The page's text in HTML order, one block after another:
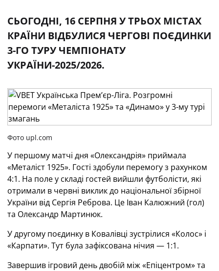
СЬОГОДНІ, 16 СЕРПНЯ У ТРЬОХ МІСТАХ
КРАЇНИ ВІДБУЛИСЯ ЧЕРГОВІ ПОЄДИНКИ
3-ГО ТУРУ ЧЕМПІОНАТУ
УКРАЇНИ-2025/2026.
Фото upl.com
У першому матчі дня «Олександрія» приймала
«Металіст 1925». Гості здобули перемогу з рахунком
4:1. На поле у складі гостей вийшли футболісти, які
отримали в червні виклик до національної збірної
України від Сергія Реброва. Це Іван Калюжний (гол)
та Олександр Мартинюк.
У другому поєдинку в Ковалівці зустрілися «Колос» і
«Карпати». Тут була зафіксована нічия — 1:1.
Завершив ігровий день двобій між «Епіцентром» та